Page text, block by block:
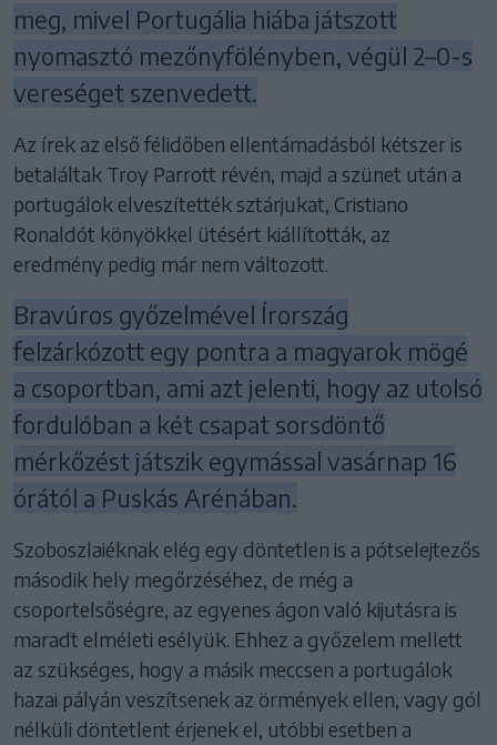
meg, mivel Portugália hiába játszott
nyomasztó mezőnyfölényben, végül 2–0-s
vereséget szenvedett.
Az írek az első félidőben ellentámadásból kétszer is
betaláltak Troy Parrott révén, majd a szünet után a
portugálok elveszítették sztárjukat, Cristiano
Ronaldót könyökkel ütésért kiállították, az
eredmény pedig már nem változott.
Bravúros győzelmével Írország
felzárkózott egy pontra a magyarok mögé
a csoportban, ami azt jelenti, hogy az utolsó
fordulóban a két csapat sorsdöntő
mérkőzést játszik egymással vasárnap 16
órától a Puskás Arénában.
Szoboszlaiéknak elég egy döntetlen is a pótselejtezős
második hely megőrzéséhez, de még a
csoportelsőségre, az egyenes ágon való kijutásra is
maradt elméleti esélyük. Ehhez a győzelem mellett
az szükséges, hogy a másik meccsen a portugálok
hazai pályán veszítsenek az örmények ellen, vagy gól
nélküli döntetlent érjenek el, utóbbi esetben a